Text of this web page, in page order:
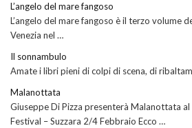
L’angelo del mare fangoso
L’angelo del mare fangoso è il terzo volume
Venezia nel …
Il sonnambulo
Amate i libri pieni di colpi di scena, di
Malanottata
Giuseppe Di Pizza presenterà Malanottata
Festival – Suzzara 2/4 Febbraio Ecco …